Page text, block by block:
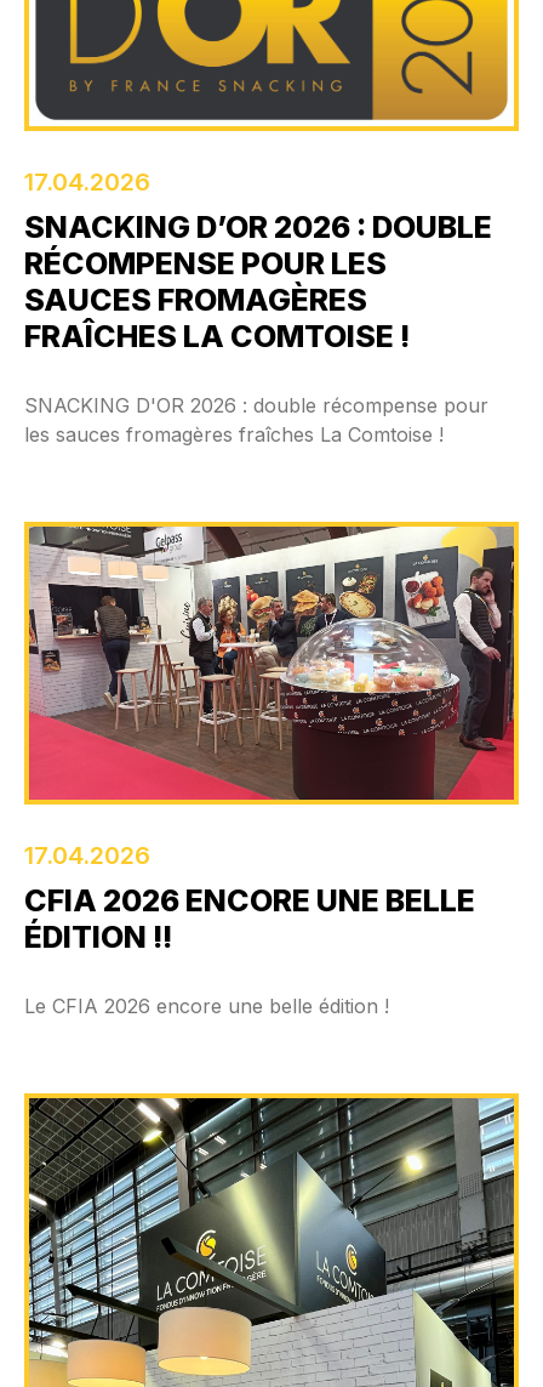
17.04.2026
SNACKING D’OR 2026 : DOUBLE
RÉCOMPENSE POUR LES
SAUCES FROMAGÈRES
FRAÎCHES LA COMTOISE !
SNACKING D'OR 2026 : double récompense pour
les sauces fromagères fraîches La Comtoise !
17.04.2026
CFIA 2026 ENCORE UNE BELLE
ÉDITION !!
Le CFIA 2026 encore une belle édition !